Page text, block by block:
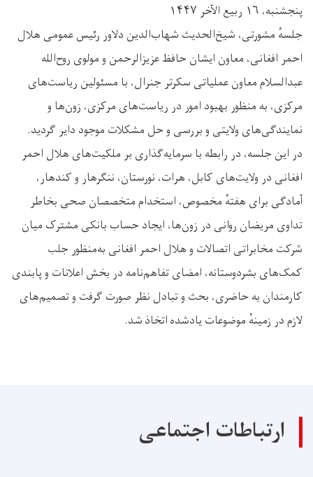
پنجشنبه، ۱۶ ربیع الآخر ۱۴۴۷
جلسهٔ مشورتی، شیخ‌الحدیث شهاب‌الدین دلاور رئیس عمومی هلال
احمر افغانی، معاون ایشان حافظ عزیزالرحمن و مولوی روح‌الله
عبدالسلام معاون عملیاتی سکرتر جنرال، با مسئولین ریاست‌های
مرکزی، به منظور بهبود امور در ریاست‌های مرکزی، زون‌ها و
نمایندگی‌های ولایتی و بررسی و حل مشکلات موجود دایر گردید.
در این جلسه، در رابطه با سرمایه‌گذاری بر ملکیت‌های هلال احمر
افغانی در ولایت‌های کابل، هرات، نورستان، ننگرهار و کندهار،
آمادگی برای هفتهٔ مخصوص، استخدام متخصصان صحی بخاطر
تداوی مریضان روانی در زون‌ها، ایجاد حساب بانکی مشترک میان
شرکت مخابراتی اتصالات و هلال احمر افغانی به‌منظور جلب
کمک‌های بشردوستانه، امضای تفاهم‌نامه در بخش اعلانات و پابندی
کارمندان به حاضری، بحث و تبادل نظر صورت گرفت و تصمیم‌های
لازم در زمینهٔ موضوعات یادشده اتخاذ شد.
ارتباطات اجتماعی